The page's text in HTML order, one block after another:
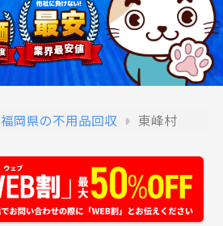
福岡県の不用品回収 東峰村